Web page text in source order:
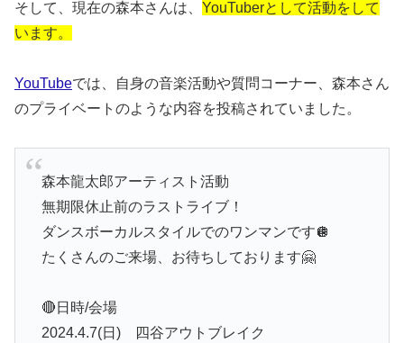
そして、現在の森本さんは、 YouTuberとして活動をして
います。
YouTubeでは、自身の音楽活動や質問コーナー、森本さん
のプライベートのような内容を投稿されていました。
森本龍太郎アーティスト活動
無期限休止前のラストライブ！
ダンスボーカルスタイルでのワンマンです🪩
たくさんのご来場、お待ちしております🤗
🔴日時/会場
2024.4.7(日) 四谷アウトブレイク